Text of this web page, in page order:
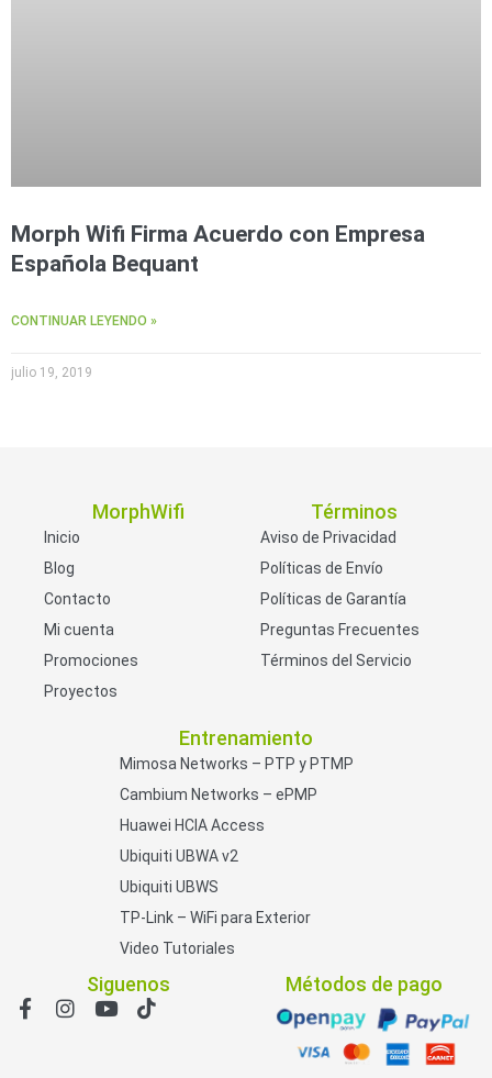
Morph Wifi Firma Acuerdo con Empresa
Española Bequant
CONTINUAR LEYENDO »
julio 19, 2019
MorphWifi
Inicio
Blog
Contacto
Mi cuenta
Promociones
Proyectos
Términos
Aviso de Privacidad
Políticas de Envío
Políticas de Garantía
Preguntas Frecuentes
Términos del Servicio
Entrenamiento
Mimosa Networks – PTP y PTMP
Cambium Networks – ePMP
Huawei HCIA Access
Ubiquiti UBWA v2
Ubiquiti UBWS
TP-Link – WiFi para Exterior
Video Tutoriales
Siguenos Métodos de pago